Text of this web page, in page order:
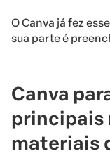
O Canva já fez
sua parte é
Canva
principais
materiais